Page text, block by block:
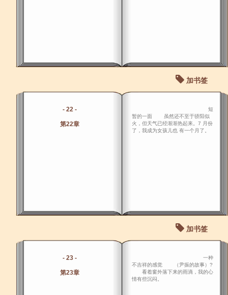
加书签
- 22 -
第22章
短
暂的一面 虽然还不至于骄阳似
火，但天气已经渐渐热起来。7 月份
了，我成为女孩儿也 有一个月了。
加书签
- 23 -
第23章
一种
不吉祥的感觉 （尹振的故事）?
看着窗外落下来的雨滴，我的心
情有些沉闷。